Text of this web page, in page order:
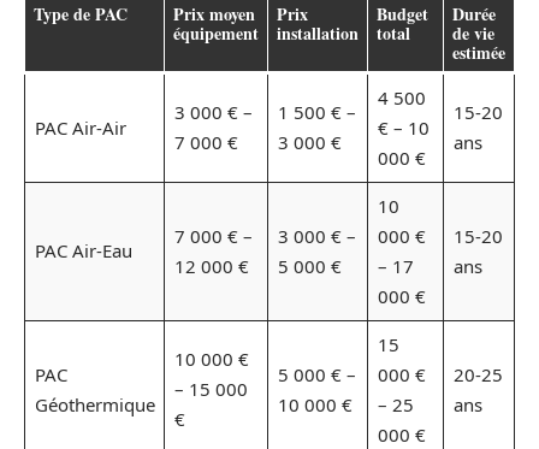
Type de PAC Prix moyen
équipement
Prix
installation
Budget
total
Durée
de vie
estimée
PAC Air-Air
3 000 € –
7 000 €
1 500 € –
3 000 €
4 500
€ – 10
000 €
15-20
ans
PAC Air-Eau
7 000 € –
12 000 €
3 000 € –
5 000 €
10
000 €
– 17
000 €
15-20
ans
PAC
Géothermique
10 000 €
– 15 000
€
5 000 € –
10 000 €
15
000 €
– 25
000 €
20-25
ans